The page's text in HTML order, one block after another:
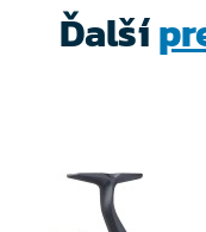
Ďalší